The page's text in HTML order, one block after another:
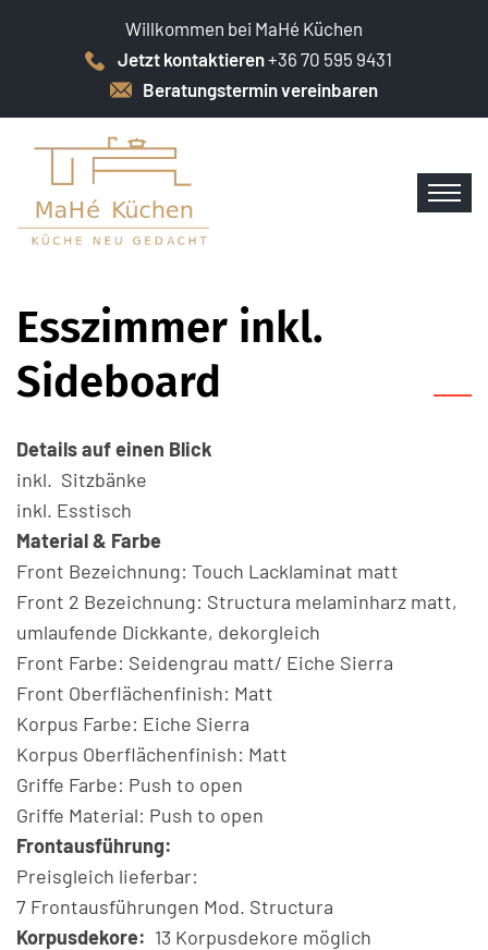
Willkommen bei MaHé Küchen
Jetzt kontaktieren+36 70 595 9431
Beratungstermin vereinbaren
Esszimmer inkl.
Sideboard
Details auf einen Blick
inkl. Sitzbänke
inkl. Esstisch
Material & Farbe
Front Bezeichnung: Touch Lacklaminat matt
Front 2 Bezeichnung: Structura melaminharz matt,
umlaufende Dickkante, dekorgleich
Front Farbe: Seidengrau matt/ Eiche Sierra
Front Oberflächenfinish: Matt
Korpus Farbe: Eiche Sierra
Korpus Oberflächenfinish: Matt
Griffe Farbe: Push to open
Griffe Material: Push to open
Frontausführung:
Preisgleich lieferbar:
7 Frontausführungen Mod. Structura
Korpusdekore: 13 Korpusdekore möglich